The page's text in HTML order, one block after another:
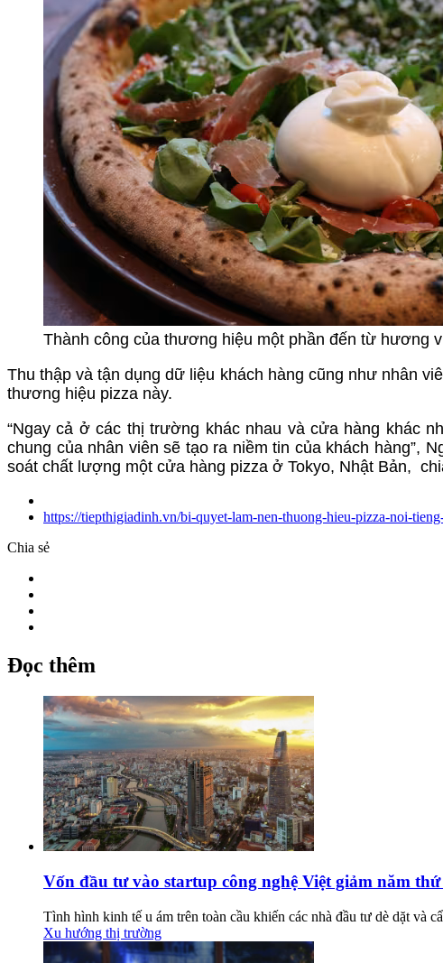
Thành công của thương hiệu một phần đến từ hương
Thu thập và tận dụng dữ liệu khách hàng cũng như nhân
thương hiệu pizza này.
“Ngay cả ở các thị trường khác nhau và cửa hàng khác
chung của nhân viên sẽ tạo ra niềm tin của khách hàng”,
soát chất lượng một cửa hàng pizza ở Tokyo, Nhật Bản,
https://tiepthigiadinh.vn/bi-quyet-lam-nen-thuong-hieu-pizza-noi-
Chia sẻ
Đọc thêm
Vốn đầu tư vào startup công nghệ Việt giảm năm thứ
Tình hình kinh tế u ám trên toàn cầu khiến các nhà đầu tư dè dặt và
Xu hướng thị trường